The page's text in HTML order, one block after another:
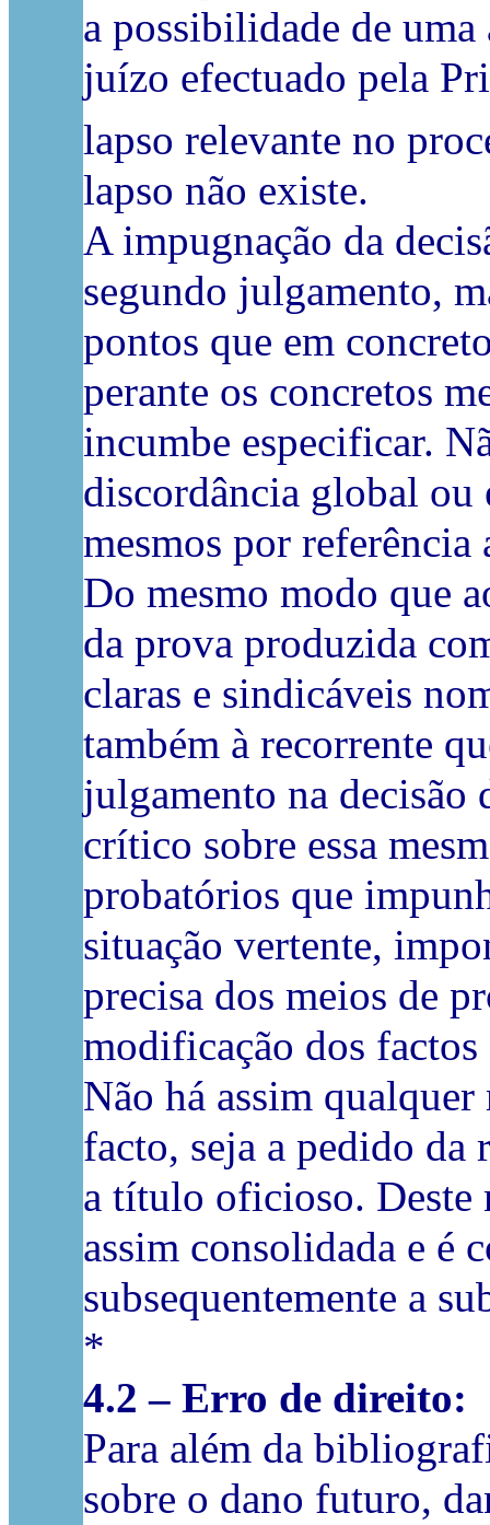
a possibilidade de
juízo efectuado pela
lapso relevante no
lapso não existe.
A impugnação da
segundo julgamento,
pontos que em
perante os concretos
incumbe especificar.
discordância global ou
mesmos por
Do mesmo modo que
da prova produzida
claras e sindicáveis
também à recorrente
julgamento na
crítico sobre essa
probatórios que
situação vertente,
precisa dos meios de
modificação dos
Não há assim
facto, seja a pedido da
a título oficioso. Deste
assim consolidada e é
subsequentemente a
*
4.2 – Erro de direito:
Para além da
sobre o dano futuro,